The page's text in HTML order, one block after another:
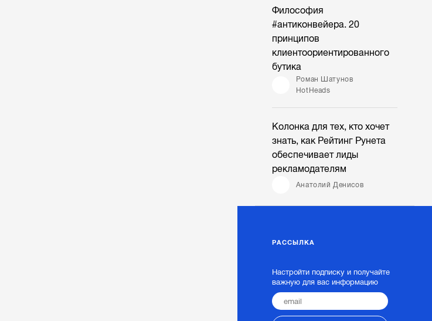
Философия
#антиконвейера. 20
принципов
клиентоориентированного
бутика
Роман Шатунов
HotHeads
Колонка для тех, кто хочет
знать, как Рейтинг Рунета
обеспечивает лиды
рекламодателям
Анатолий Денисов
РАССЫЛКА
Настройти подписку и получайте
важную для вас информацию